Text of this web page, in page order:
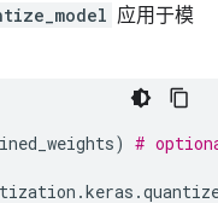
应用于模
) #
.keras .